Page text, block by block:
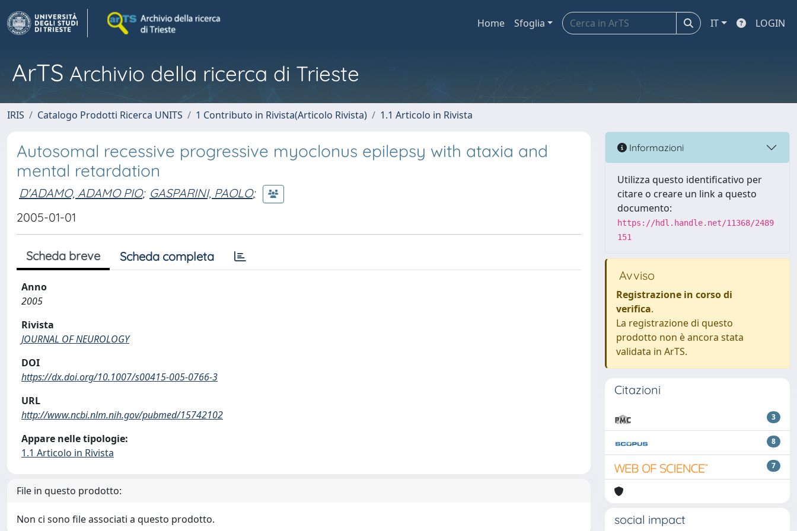
Home Sfoglia IT LOGIN
ArTS Archivio della ricerca di Trieste
IRIS Catalogo Prodotti Ricerca UNITS 1 Contributo in Rivista(Articolo Rivista) 1.1 Articolo in Rivista
Autosomal recessive progressive myoclonus epilepsy with ataxia and
mental retardation
D'ADAMO, ADAMO PIO; GASPARINI, PAOLO;
2005-01-01
Scheda breve Scheda completa
Anno
2005
Rivista
JOURNAL OF NEUROLOGY
DOI
https://dx.doi.org/10.1007/s00415-005-0766-3
URL
http://www.ncbi.nlm.nih.gov/pubmed/15742102
Appare nelle tipologie:
1.1 Articolo in Rivista
File in questo prodotto:
Non ci sono file associati a questo prodotto.
Informazioni
Utilizza questo identificativo per
citare o creare un link a questo
documento:
https://hdl.handle.net/11368/2489
151
Avviso
Registrazione in corso di
verifica.
La registrazione di questo
prodotto non è ancora stata
validata in ArTS.
Citazioni
3
8
7
social impact